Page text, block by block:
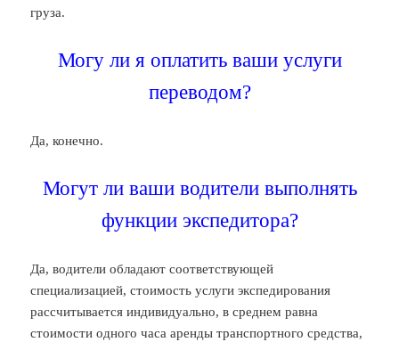
груза.
Могу ли я оплатить ваши услуги
переводом?
Да, конечно.
Могут ли ваши водители выполнять
функции экспедитора?
Да, водители обладают соответствующей
специализацией, стоимость услуги экспедирования
рассчитывается индивидуально, в среднем равна
стоимости одного часа аренды транспортного средства,